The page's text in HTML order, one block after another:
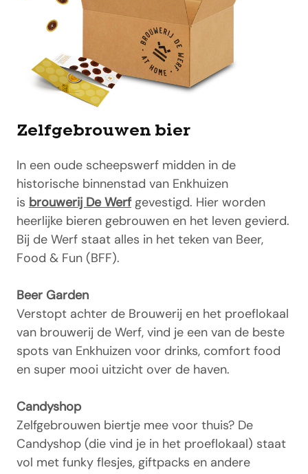
Zelfgebrouwen bier
In een oude scheepswerf midden in de
historische binnenstad van Enkhuizen
is brouwerij De Werfgevestigd. Hier worden
heerlijke bieren gebrouwen en het leven gevierd.
Bij de Werf staat alles in het teken van Beer,
Food & Fun (BFF).
Beer Garden
Verstopt achter de Brouwerij en het proeflokaal
van brouwerij de Werf, vind je een van de beste
spots van Enkhuizen voor drinks, comfort food
en super mooi uitzicht over de haven.
Candyshop
Zelfgebrouwen biertje mee voor thuis? De
Candyshop (die vind je in het proeflokaal) staat
vol met funky flesjes, giftpacks en andere